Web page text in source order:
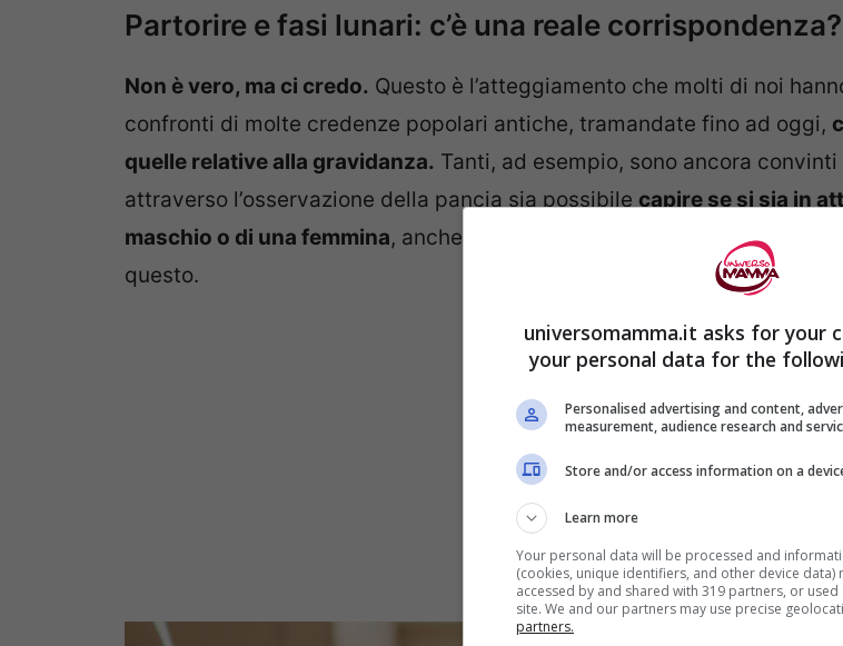
Partorire e fasi lunari: c’è una reale corrispondenza?
Non è vero, ma ci credo. Questo è l’atteggiamento che molti di noi
confronti di molte credenze popolari antiche, tramandate fino ad oggi,
quelle relative alla gravidanza. Tanti, ad esempio, sono ancora convinti
attraverso l’osservazione della pancia sia possibile capire se si sia in
maschio o di una femmina, anche se poi l’ecografia ha a volte smentito
questo.
universomamma.it asks for your
your personal data for the
Personalised advertising and content,
measurement, audience research and
Store and/or access information on a
Learn more
Your personal data will be processed and
(cookies, unique identifiers, and other device data)
accessed by and shared with 319 partners, or
site. We and our partners may use precise
partners.